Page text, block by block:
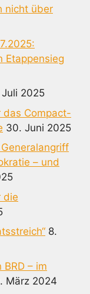
nicht über
Etappensieg
Juli 2025
das Compact-
30. Juni 2025
– und
die
8.
BRD – im
März 2024